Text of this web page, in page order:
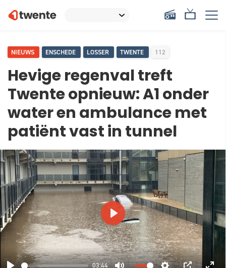
NIEUWS ENSCHEDE LOSSER TWENTE 112
Hevige regenval treft
Twente opnieuw: A1 onder
water en ambulance met
patiënt vast in tunnel
03:44
PLAY